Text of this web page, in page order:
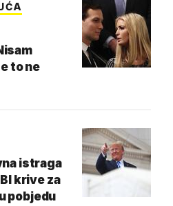
to ne
istraga
krive za
pobjedu